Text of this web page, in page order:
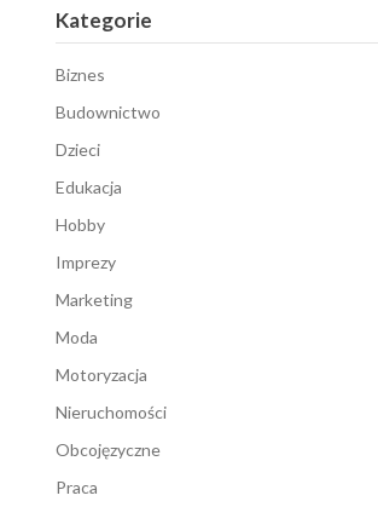
Kategorie
Biznes
Budownictwo
Dzieci
Edukacja
Hobby
Imprezy
Marketing
Moda
Motoryzacja
Nieruchomości
Obcojęzyczne
Praca